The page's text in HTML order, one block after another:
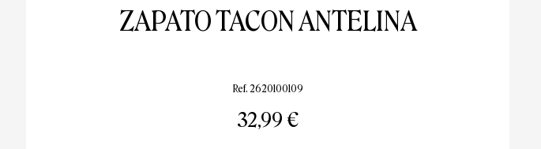
ZAPATO TACON ANTELINA
Ref. 2620100109
32,99 €